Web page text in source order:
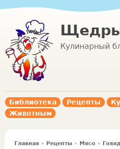
Кулинарный
Библиотека Рецепты
Животным
Главная » Рецепты » Мясо »